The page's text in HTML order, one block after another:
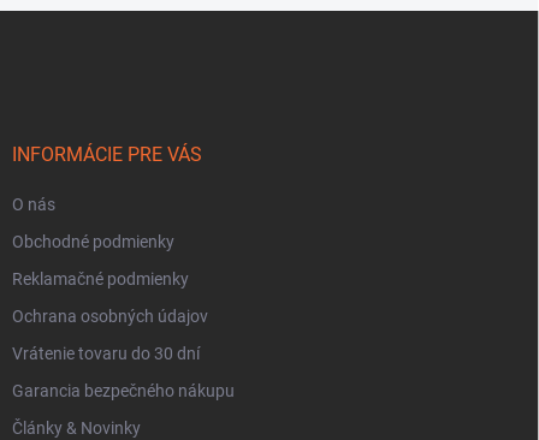
INFORMÁCIE PRE VÁS
O nás
Obchodné podmienky
Reklamačné podmienky
Ochrana osobných údajov
Vrátenie tovaru do 30 dní
Garancia bezpečného nákupu
Články & Novinky